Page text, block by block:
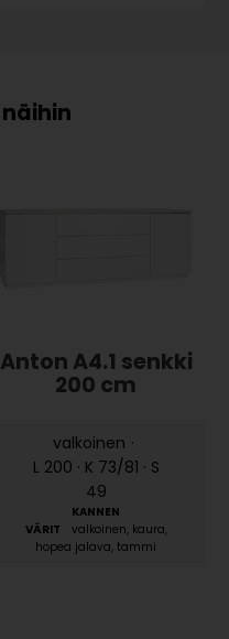
Anton A4.1 senkki
200 cm
valkoinen ·
L 200 · K 73/81 · S
49
valkoinen, kaura,
hopea jalava, tammi